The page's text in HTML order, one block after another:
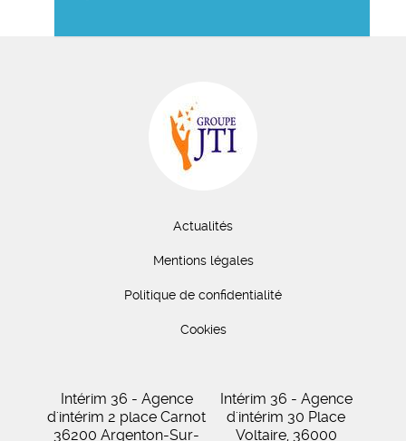
Actualités
Mentions légales
Politique de confidentialité
Cookies
Intérim 36 - Agence
d'intérim 2 place Carnot
36200 Argenton-Sur-
Intérim 36 - Agence
d'intérim 30 Place
Voltaire, 36000